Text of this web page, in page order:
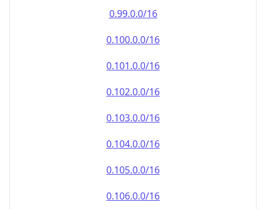
0.99.0.0/16
0.100.0.0/16
0.101.0.0/16
0.102.0.0/16
0.103.0.0/16
0.104.0.0/16
0.105.0.0/16
0.106.0.0/16